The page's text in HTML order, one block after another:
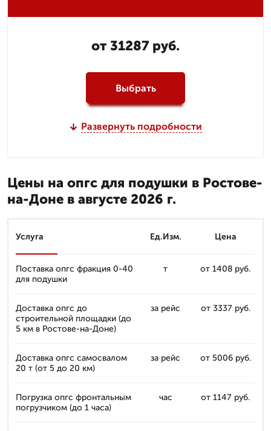
от 31287 руб.
Выбрать
Развернуть подробности
Цены на опгс для подушки в Ростове-
на-Доне в августе 2026 г.
Услуга Ед.Изм. Цена
Поставка опгс фракция 0-40
для подушки
т от 1408 руб.
Доставка опгс до
строительной площадки (до
5 км в Ростове-на-Доне)
за рейс от 3337 руб.
Доставка опгс самосвалом
20 т (от 5 до 20 км)
за рейс от 5006 руб.
Погрузка опгс фронтальным
погрузчиком (до 1 часа)
час от 1147 руб.